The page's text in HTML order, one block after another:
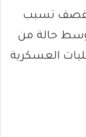
القصف تسبب
حالة من
العسكرية